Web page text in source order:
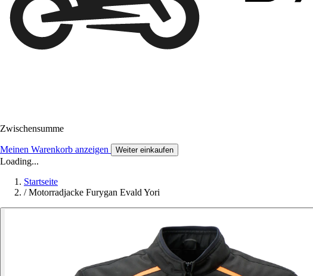
Zwischensumme
Meinen Warenkorb anzeigen Weiter einkaufen
Loading...
Startseite
/ Motorradjacke Furygan Evald Yori